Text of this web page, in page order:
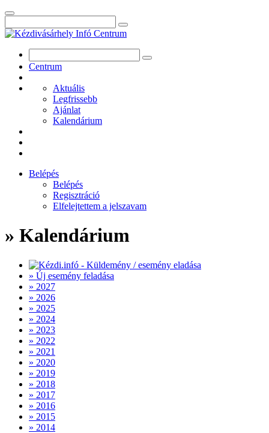
Centrum
Aktuális
Legfrissebb
Ajánlat
Kalendárium
Belépés
Belépés
Regisztráció
Elfelejtettem a jelszavam
» Kalendárium
» Új esemény feladása
» 2027
» 2026
» 2025
» 2024
» 2023
» 2022
» 2021
» 2020
» 2019
» 2018
» 2017
» 2016
» 2015
» 2014